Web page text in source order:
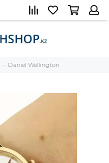
Daniel Wellington